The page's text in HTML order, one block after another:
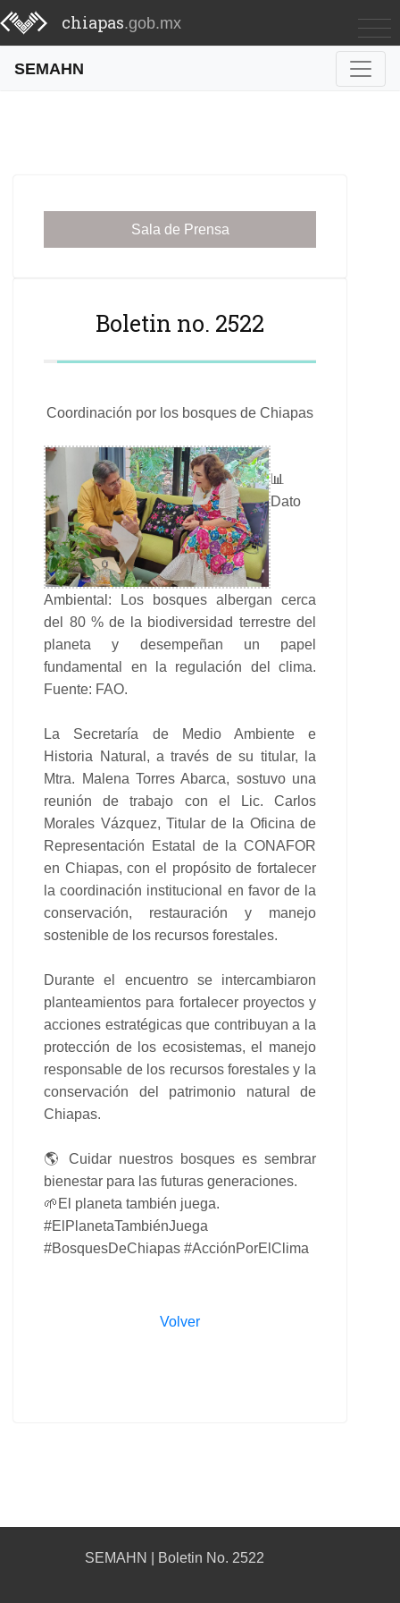
chiapas.gob.mx
SEMAHN
Sala de Prensa
Boletin no. 2522
Coordinación por los bosques de Chiapas
📊
Dato
Ambiental: Los bosques albergan cerca
del 80 % de la biodiversidad terrestre del
planeta y desempeñan un papel
fundamental en la regulación del clima.
Fuente: FAO.
La Secretaría de Medio Ambiente e
Historia Natural, a través de su titular, la
Mtra. Malena Torres Abarca, sostuvo una
reunión de trabajo con el Lic. Carlos
Morales Vázquez, Titular de la Oficina de
Representación Estatal de la CONAFOR
en Chiapas, con el propósito de fortalecer
la coordinación institucional en favor de la
conservación, restauración y manejo
sostenible de los recursos forestales.
Durante el encuentro se intercambiaron
planteamientos para fortalecer proyectos y
acciones estratégicas que contribuyan a la
protección de los ecosistemas, el manejo
responsable de los recursos forestales y la
conservación del patrimonio natural de
Chiapas.
🌎 Cuidar nuestros bosques es sembrar
bienestar para las futuras generaciones.
🌱El planeta también juega.
#ElPlanetaTambiénJuega
#BosquesDeChiapas #AcciónPorElClima
Volver
SEMAHN | Boletin No. 2522